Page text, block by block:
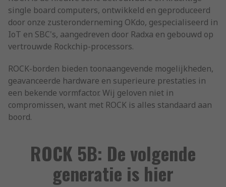
single board computers, ontwikkeld en geproduceerd
door onze zusteronderneming OKdo, gespecialiseerd in
IoT en SBC's, aangedreven door Radxa en gebouwd op
vertrouwde Rockchip-processors.
ROCK-borden bieden toonaangevende mogelijkheden,
geavanceerde hardware en superieure prestaties in
een bekende vormfactor. Wij geloven niet in
compromissen, want met ROCK is alles standaard aan
boord.
ROCK 5B: De volgende
generatie is hier